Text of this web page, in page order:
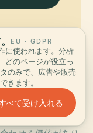
ーレ.
EU · GDPR
に使われます。分析
のページが役立っ
のみで、広告や販売
きます。
べて受け入れる